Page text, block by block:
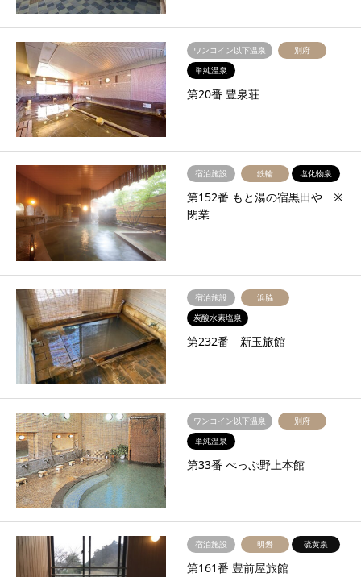
ワンコイン以下温泉
別府
単純温泉
第20番 豊泉荘
宿泊施設 鉄輪 塩化物泉
第152番 もと湯の宿黒田や ※
閉業
宿泊施設
浜脇
炭酸水素塩泉
第232番 新玉旅館
ワンコイン以下温泉
別府
単純温泉
第33番 べっぷ野上本館
宿泊施設 明礬 硫黄泉
第161番 豊前屋旅館